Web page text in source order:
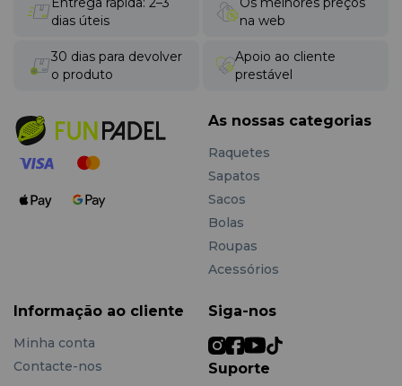
dias úteis
na web
30 dias para devolver
o produto
Apoio ao cliente
prestável
As nossas categorias
Raquetes
Sapatos
Sacos
Bolas
Roupas
Acessórios
Informação ao cliente
Minha conta
Contacte-nos
Siga-nos
Suporte